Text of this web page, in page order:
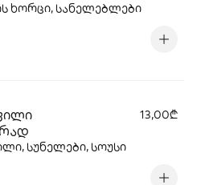
ხორცი, სანელებლები
13,00₾
სუნელები, სოუსი